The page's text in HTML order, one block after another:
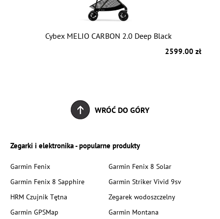
Cybex MELIO CARBON 2.0 Deep Black
2599.00 zł
WRÓĆ DO GÓRY
Zegarki i elektronika - popularne produkty
Garmin Fenix
Garmin Fenix 8 Solar
Garmin Fenix 8 Sapphire
Garmin Striker Vivid 9sv
HRM Czujnik Tętna
Zegarek wodoszczelny
Garmin GPSMap
Garmin Montana